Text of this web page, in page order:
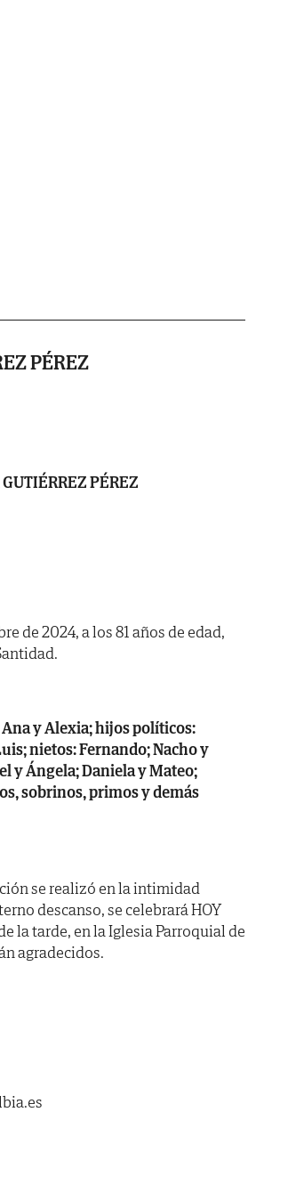
PÉREZ
PÉREZ
de 2024, a los 81 años de edad,
y Alexia; hijos políticos:
nietos: Fernando; Nacho y
y Ángela; Daniela y Mateo;
sobrinos, primos y demás
se realizó en la intimidad
descanso, se celebrará HOY
la tarde, en la Iglesia Parroquial de
agradecidos.